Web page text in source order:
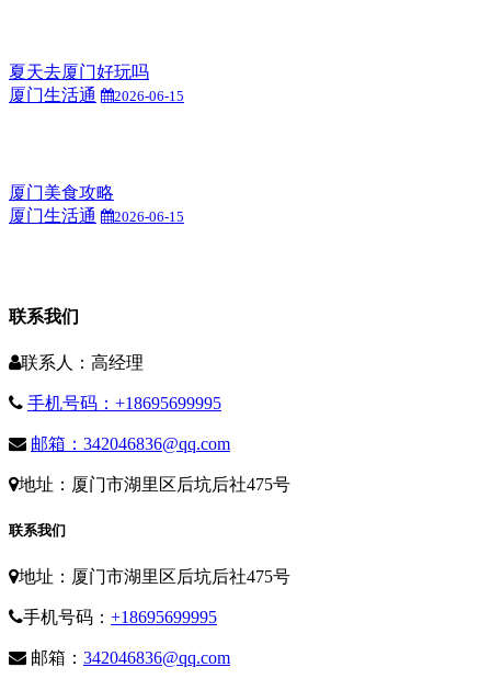
夏天去厦门好玩吗
厦门生活通
2026-06-15
厦门美食攻略
厦门生活通
2026-06-15
联系我们
联系人：高经理
手机号码：+18695699995
邮箱：342046836@qq.com
地址：厦门市湖里区后坑后社475号
联系我们
地址：厦门市湖里区后坑后社475号
手机号码： +18695699995
邮箱： 342046836@qq.com